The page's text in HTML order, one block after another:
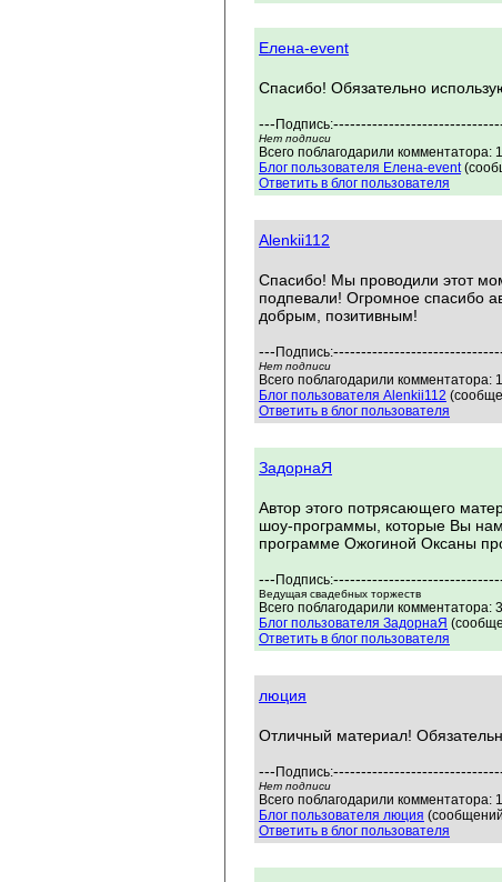
Елена-event
Спасибо! Обязательно
--- Подпись:
Нет подписи
Всего поблагодарили
Блог пользователя Елена-event
Ответить в блог пользователя
Alenkii112
Спасибо! Мы проводили этот
подпевали! Огромное спасибо
добрым, позитивным!
--- Подпись:
Нет подписи
Всего поблагодарили
Блог пользователя Alenkii112
Ответить в блог пользователя
ЗадорнаЯ
Автор этого потрясающего
шоу-программы, которые Вы
программе Ожогиной Оксаны
--- Подпись:
Ведущая свадебных торжеств
Всего поблагодарили
Блог пользователя ЗадорнаЯ
Ответить в блог пользователя
люция
Отличный материал!
--- Подпись:
Нет подписи
Всего поблагодарили
Блог пользователя люция
Ответить в блог пользователя